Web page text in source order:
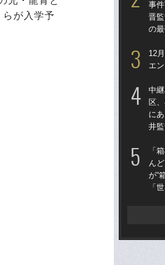
らが入学予
事
晋
の
12
エ
中
区
に
井
「
ん
が“
「